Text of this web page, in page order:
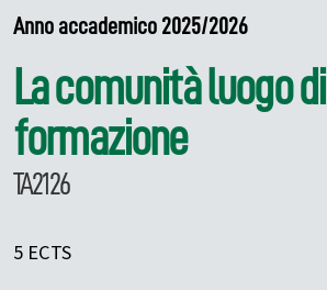
Anno accademico 2025/2026
La comunità luogo di
formazione
TA2126
5 ECTS